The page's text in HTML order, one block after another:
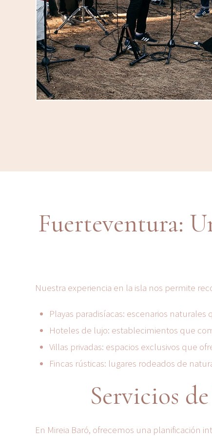
Fuerteventura:
Nuestra experiencia en la isla nos permite
Playas paradisíacas: escenarios
Hoteles de lujo: establecimientos que
Villas privadas: espacios exclusivos que
Fincas rústicas: lugares rodeados de
Servicios
En Mireia Baró, ofrecemos una planificación